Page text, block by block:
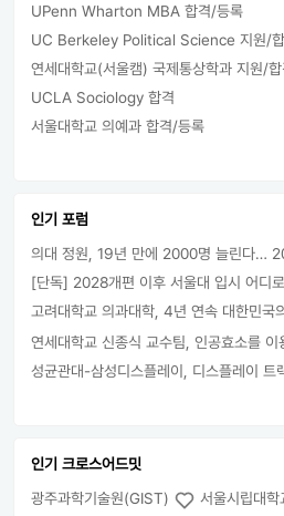
UPenn Wharton MBA 합격/등록
UC Berkeley Political Science 지원/
연세대학교(서울캠) 국제통상학과 지원/
UCLA Sociology 합격
서울대학교 의예과 합격/등록
인기 포럼
의대 정원, 19년 만에 2000명 늘린다…
[단독] 2028개편 이후 서울대 입시 어디
성균관대-삼성디스플레이, 디스플레이 트
인기 크로스어드밋
광주과학기술원(GIST)
서울시립대학